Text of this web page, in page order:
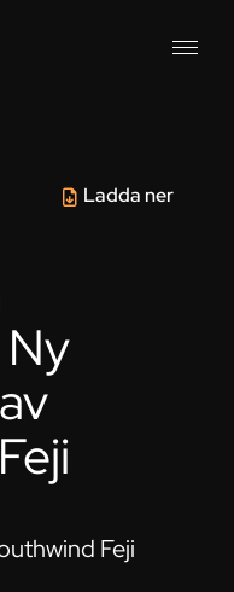
Ladda ner
Feji